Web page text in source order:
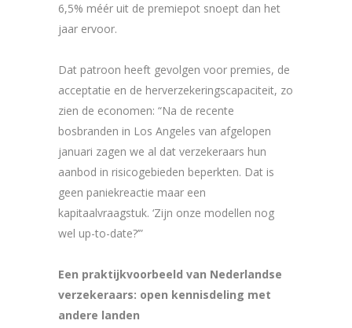
6,5% méér uit de premiepot snoept dan het
jaar ervoor.
Dat patroon heeft gevolgen voor premies, de
acceptatie en de herverzekeringscapaciteit, zo
zien de economen: “Na de recente
bosbranden in Los Angeles van afgelopen
januari zagen we al dat verzekeraars hun
aanbod in risicogebieden beperkten. Dat is
geen paniekreactie maar een
kapitaalvraagstuk. ‘Zijn onze modellen nog
wel up-to-date?’”
Een praktijkvoorbeeld van Nederlandse
verzekeraars: open kennisdeling met
andere landen